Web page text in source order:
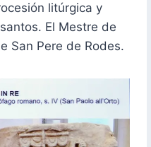
litúrgica y
El Mestre de
San Pere de Rodes.